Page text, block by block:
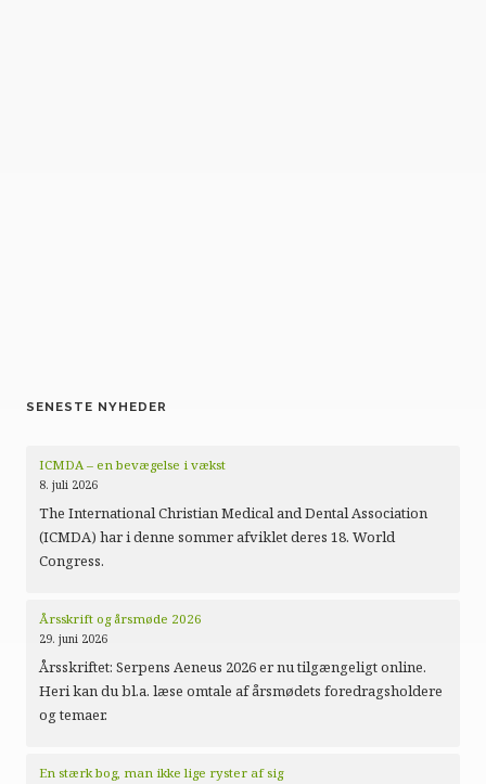
SENESTE NYHEDER
ICMDA – en bevægelse i vækst
8. juli 2026
The International Christian Medical and Dental Association
(ICMDA) har i denne sommer afviklet deres 18. World
Congress.
Årsskrift og årsmøde 2026
29. juni 2026
Årsskriftet: Serpens Aeneus 2026 er nu tilgængeligt online.
Heri kan du bl.a. læse omtale af årsmødets foredragsholdere
og temaer.
En stærk bog, man ikke lige ryster af sig